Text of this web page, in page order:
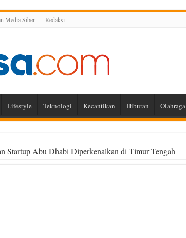
Media Siber Redaksi
Lifestyle Teknologi Kecantikan Hiburan Olahraga
Startup Abu Dhabi Diperkenalkan di Timur Tengah